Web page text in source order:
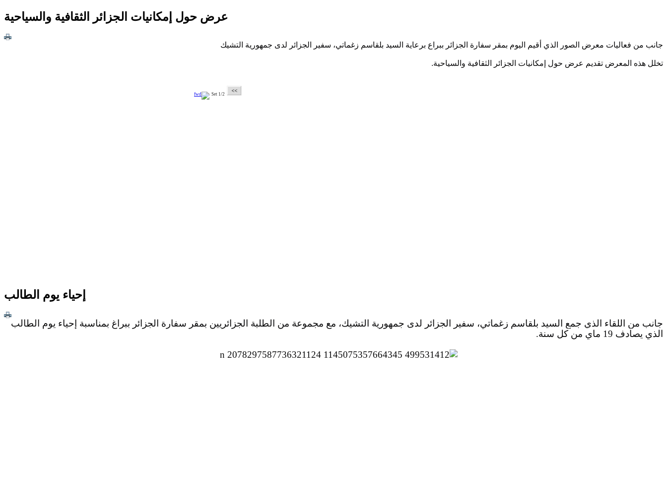
عرض حول إمكانيات الجزائر الثقافية والسياحية
جانب من فعاليات معرض الصور الذي أقيم اليوم بمقر سفارة الجزائر ببراع برعاية السيد بلقاسم زغماتي، سفير الجزائر لدى جمهورية التشيك
تخلل هذه المعرض تقديم عرض حول إمكانيات الجزائر الثقافية والسياحية.
1/2
إحياء يوم الطالب
جانب من اللقاء الذي جمع السيد بلقاسم زغماتي، سفير الجزائر لدى جمهورية التشيك، مع مجموعة من الطلبة الجزائريين بمقر سفارة الجزائر ببراغ بمناسبة إحياء يوم الطالب
الذي يصادف 19 ماي من كل سنة
.